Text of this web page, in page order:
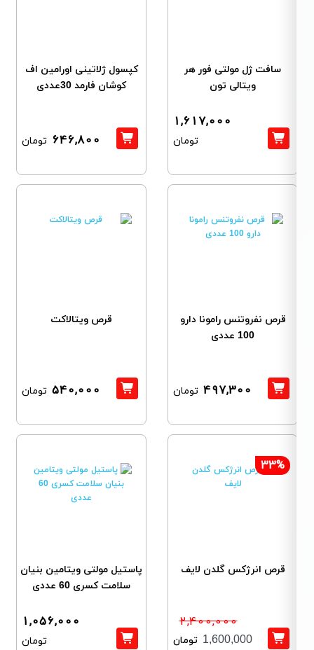
سافت ژل مولتی فور هر
ویتالی تون
1,617,000
تومان
کپسول ژلاتینی اورامین اف
کوشان فارمد 30عددی
646,800 تومان
قرص نفروتنس رامونا دارو
497,300 تومان
قرص ویتالاکت
540,000 تومان
33%
قرص انرژکس گلدن لایف
2,400,000
1,600,000 تومان
پاستیل مولتی ویتامین بنیان
سلامت کسری 60 عددی
1,056,000
تومان